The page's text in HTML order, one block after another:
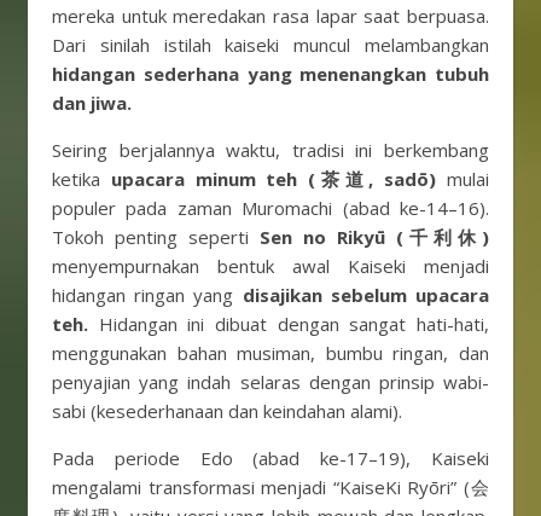
mereka untuk meredakan rasa lapar saat berpuasa.
Dari sinilah istilah kaiseki muncul melambangkan
hidangan sederhana yang menenangkan tubuh
dan jiwa.
Seiring berjalannya waktu, tradisi ini berkembang
ketika upacara minum teh (茶道, sadō) mulai
populer pada zaman Muromachi (abad ke-14–16).
Tokoh penting seperti Sen no Rikyū (千利休)
menyempurnakan bentuk awal Kaiseki menjadi
hidangan ringan yang disajikan sebelum upacara
teh. Hidangan ini dibuat dengan sangat hati-hati,
menggunakan bahan musiman, bumbu ringan, dan
penyajian yang indah selaras dengan prinsip wabi-
sabi (kesederhanaan dan keindahan alami).
Pada periode Edo (abad ke-17–19), Kaiseki
mengalami transformasi menjadi “KaiseKi Ryōri” (会